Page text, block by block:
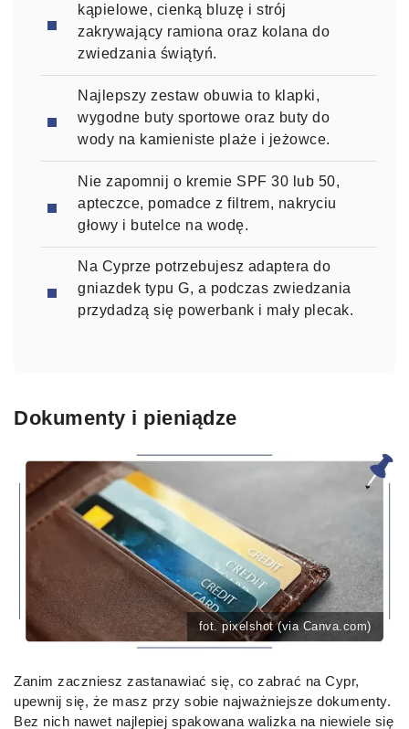
kąpielowe, cienką bluzę i strój
zakrywający ramiona oraz kolana do
zwiedzania świątyń.
Najlepszy zestaw obuwia to klapki,
wygodne buty sportowe oraz buty do
wody na kamieniste plaże i jeżowce.
Nie zapomnij o kremie SPF 30 lub 50,
apteczce, pomadce z filtrem, nakryciu
głowy i butelce na wodę.
Na Cyprze potrzebujesz adaptera do
gniazdek typu G, a podczas zwiedzania
przydadzą się powerbank i mały plecak.
Dokumenty i pieniądze
fot. pixelshot (via Canva.com)
Zanim zaczniesz zastanawiać się, co zabrać na Cypr,
upewnij się, że masz przy sobie najważniejsze dokumenty.
Bez nich nawet najlepiej spakowana walizka na niewiele się